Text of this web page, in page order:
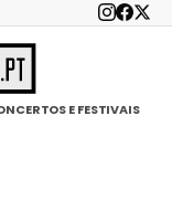
E FESTIVAIS